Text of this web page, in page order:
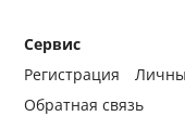
Сервис
Регистрация
Обратная связь